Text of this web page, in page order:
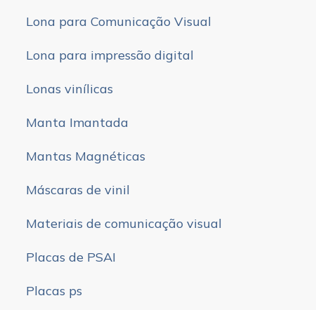
Lona para Comunicação Visual
Lona para impressão digital
Lonas vinílicas
Manta Imantada
Mantas Magnéticas
Máscaras de vinil
Materiais de comunicação visual
Placas de PSAI
Placas ps